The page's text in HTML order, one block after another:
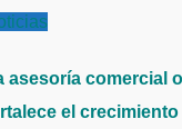
asesoría comercial
el crecimiento